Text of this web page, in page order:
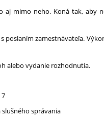
mimo neho. Koná tak, aby
zamestnávateľa.
alebo vydanie rozhodnutia.
7
správania